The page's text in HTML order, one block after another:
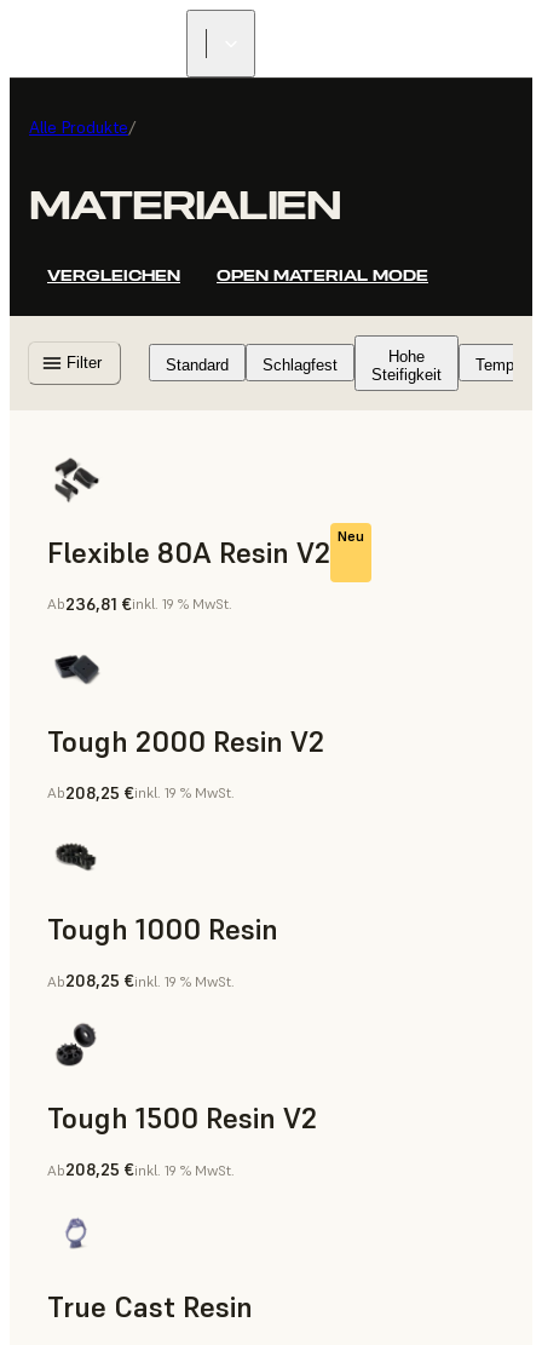
Alle Produkte/
MATERIALIEN
VERGLEICHEN OPEN MATERIAL MODE
Filter Standard Schlagfest
Hohe
Steifigkeit
Flexible 80A Resin V2 Neu
Ab236,81 €inkl. 19 % MwSt.
Tough 2000 Resin V2
Fertigungshilfsmittel, Teile für die Endverwendung, Rapid
Ab208,25 €inkl. 19 % MwSt.
Tough 1000 Resin
Fertigungshilfsmittel, Teile für die Endverwendung, Rapid
Ab208,25 €inkl. 19 % MwSt.
Tough 1500 Resin V2
Fertigungshilfsmittel, Teile für die Endverwendung, Rapid
Ab208,25 €inkl. 19 % MwSt.
True Cast Resin